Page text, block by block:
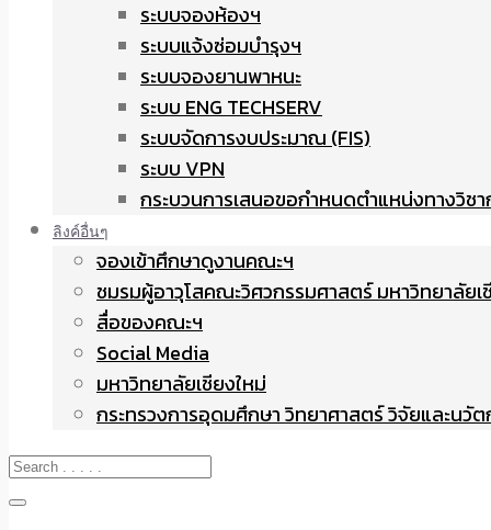
ระบบจองห้องฯ
ระบบแจ้งซ่อมบำรุงฯ
ระบบจองยานพาหนะ
ระบบ ENG TECHSERV
ระบบจัดการงบประมาณ (FIS)
ระบบ VPN
กระบวนการเสนอขอกำหนดตำแหน่งทางวิช
ลิงค์อื่นๆ
จองเข้าศึกษาดูงานคณะฯ
ชมรมผู้อาวุโสคณะวิศวกรรมศาสตร์ มหาวิทยาลัยเ
สื่อของคณะฯ
Social Media
มหาวิทยาลัยเชียงใหม่
กระทรวงการอุดมศึกษา วิทยาศาสตร์ วิจัยและนวั